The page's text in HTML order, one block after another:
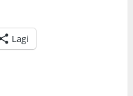
Lagi